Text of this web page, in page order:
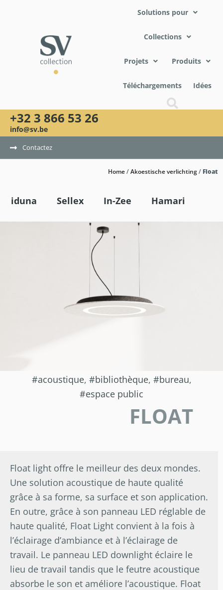
Solutions pour
Collections
Projets Produits
Téléchargements Idées
+32 3 866 53 26
info@sv.be
Contactez
Home/Akoestische verlichting/ Float
iduna Sellex In-Zee Hamari
acoustique, bibliothèque, bureau,
espace public
FLOAT
Float light offre le meilleur des deux mondes.
Une solution acoustique de haute qualité
grâce à sa forme, sa surface et son application.
En outre, grâce à son panneau LED réglable de
haute qualité, Float Light convient à la fois à
l’éclairage d’ambiance et à l’éclairage de
travail. Le panneau LED downlight éclaire le
lieu de travail tandis que le feutre acoustique
absorbe le son et améliore l’acoustique. Float